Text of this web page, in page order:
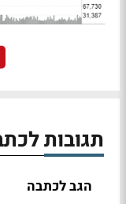
תגובות
הגב לכתבה